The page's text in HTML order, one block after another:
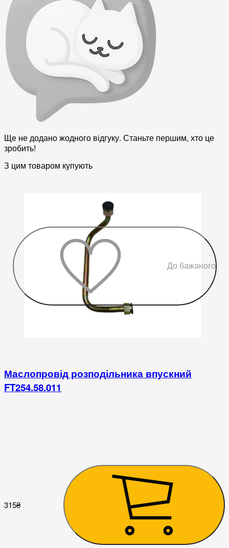
Ще не додано жодного відгуку. Станьте першим, хто це
зробить!
З цим товаром купують
До бажаного
Маслопровід розподільника впускний
FT254.58.011
315₴